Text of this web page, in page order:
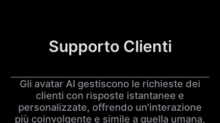
Supporto Clienti
Gli avatar AI gestiscono le richieste dei
clienti con risposte istantanee e
personalizzate, offrendo un'interazione
più coinvolgente e simile a quella umana,